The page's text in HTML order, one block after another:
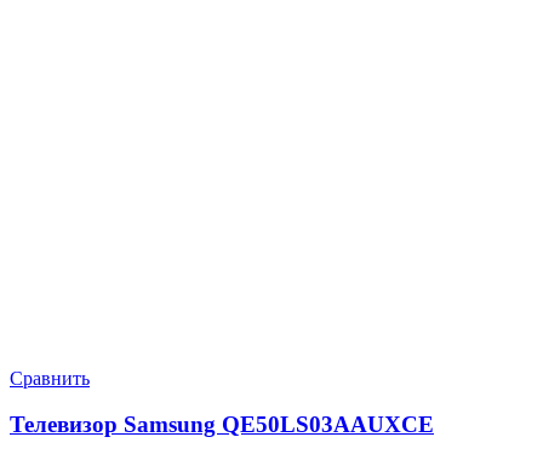
Сравнить
Телевизор Samsung QE50LS03AAUXCE